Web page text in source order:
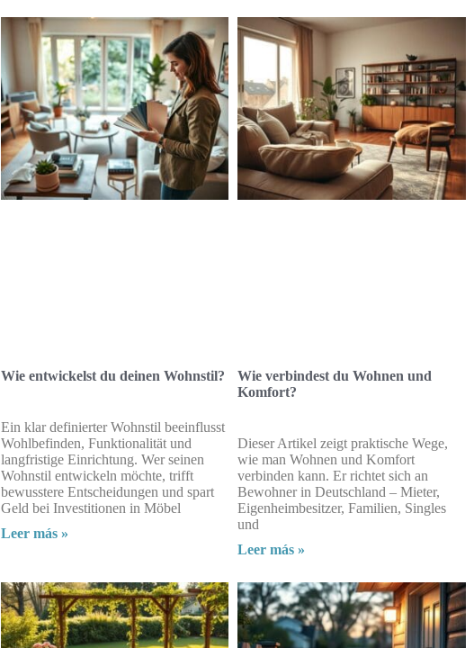
Wie entwickelst du deinen Wohnstil?
Ein klar definierter Wohnstil beeinflusst
Wohlbefinden, Funktionalität und
langfristige Einrichtung. Wer seinen
Wohnstil entwickeln möchte, trifft
bewusstere Entscheidungen und spart
Geld bei Investitionen in Möbel
Leer más »
Wie verbindest du Wohnen und
Komfort?
Dieser Artikel zeigt praktische Wege,
wie man Wohnen und Komfort
verbinden kann. Er richtet sich an
Bewohner in Deutschland – Mieter,
Eigenheimbesitzer, Familien, Singles
und
Leer más »